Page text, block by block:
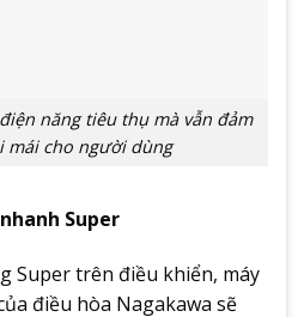
năng tiêu thụ mà vẫn đảm
mái cho người dùng
Super
Super trên điều khiển, máy
điều hòa Nagakawa sẽ